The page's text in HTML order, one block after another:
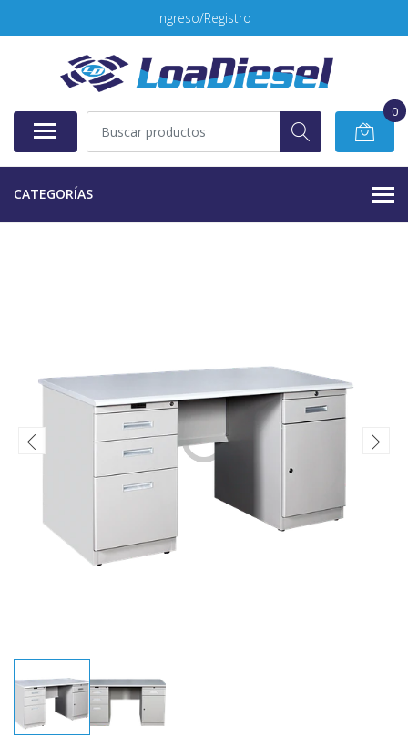
Ingreso/Registro
0
CATEGORÍAS